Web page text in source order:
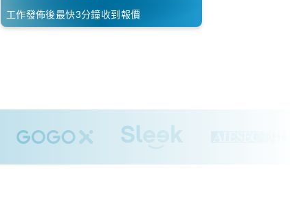
工作發佈後最快3分鐘收到報價